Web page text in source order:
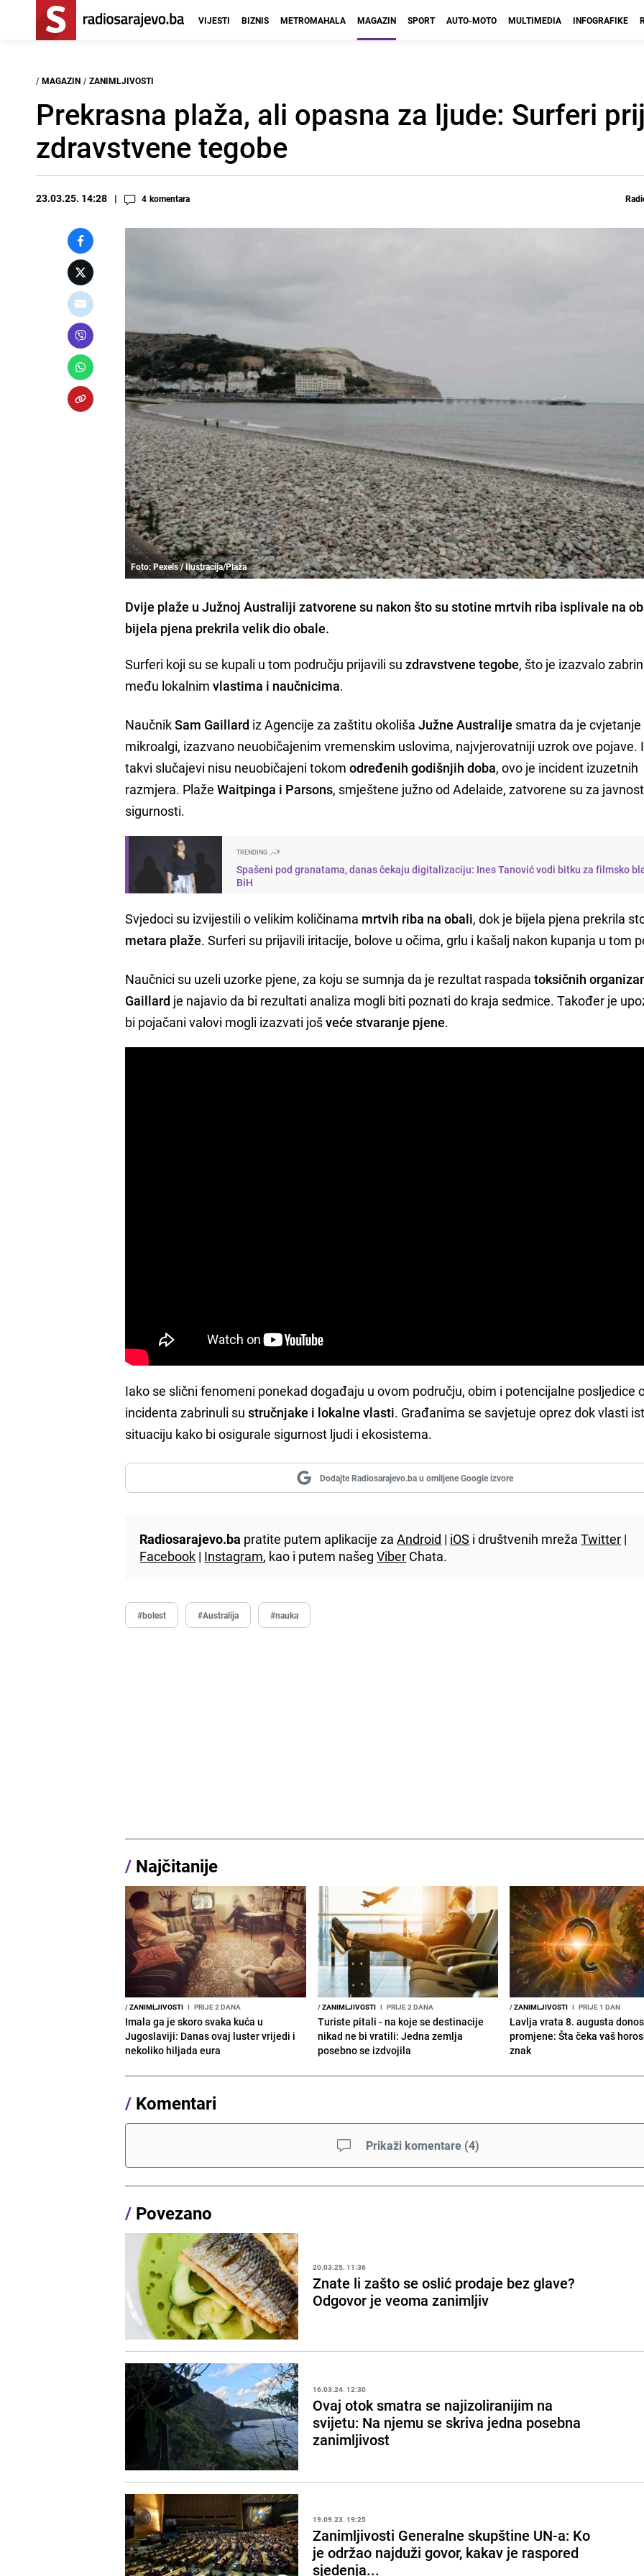
VIJESTI BIZNIS METROMAHALA MAGAZIN SPORT AUTO-MOTO MULTIMEDIA INFOGRAFIKE
/ MAGAZIN / ZANIMLJIVOSTI
Prekrasna plaža, ali opasna za ljude: Surferi
zdravstvene tegobe
23.03.25. 14:28 4 komentara
Foto: Pexels / Ilustracija/Plaža
Dvije plaže u Južnoj Australiji zatvorene su nakon što su stotine mrtvih riba isplivale na
bijela pjena prekrila velik dio obale.
Surferi koji su se kupali u tom području prijavili suzdravstvene tegobe, što je izazvalo
među lokalnimvlastima i naučnicima.
NaučnikSam Gaillard iz Agencije za zaštitu okolišaJužne Australije smatra da je cvjetanje
mikroalgi, izazvano neuobičajenim vremenskim uslovima, najvjerovatniji uzrok ove pojave.
takvi slučajevi nisu neuobičajeni tokomodređenih godišnjih doba, ovo je incident izuzetnih
razmjera. PlažeWaitpinga i Parsons, smještene južno od Adelaide, zatvorene su za
sigurnosti.
TRENDING
Spašeni pod granatama, danas čekaju digitalizaciju: Ines Tanović vodi bitku za filmsko
BiH
Svjedoci su izvijestili o velikim količinama mrtvih riba na obali, dok je bijela pjena prekrila
metara plaže. Surferi su prijavili iritacije, bolove u očima, grlu i kašalj nakon kupanja u tom
Naučnici su uzeli uzorke pjene, za koju se sumnja da je rezultat raspadatoksičnih
Gaillard je najavio da bi rezultati analiza mogli biti poznati do kraja sedmice. Također je
bi pojačani valovi mogli izazvati jošveće stvaranje pjene.
Iako se slični fenomeni ponekad događaju u ovom području, obim i potencijalne posljedice
incidenta zabrinuli sustručnjake i lokalne vlasti. Građanima se savjetuje oprez dok vlasti
situaciju kako bi osigurale sigurnost ljudi i ekosistema.
Dodajte Radiosarajevo.ba u omiljene Google izvore
Radiosarajevo.ba pratite putem aplikacije zaAndroid | iOS i društvenih mrežaTwitter |
Facebook | Instagram, kao i putem našegViber Chata.
#bolest #Australija #nauka
/ Najčitanije
/ZANIMLJIVOSTI I PRIJE 2 DANA
Imala ga je skoro svaka kuća u
Jugoslaviji: Danas ovaj luster vrijedi i
nekoliko hiljada eura
/ZANIMLJIVOSTI I PRIJE 2 DANA
Turiste pitali - na koje se destinacije
nikad ne bi vratili: Jedna zemlja
posebno se izdvojila
/ZANIMLJIVOSTI I PRIJE 1 DAN
Lavlja vrata 8. augusta
promjene: Šta čeka vaš
znak
/ Komentari
Prikaži komentare (4)
/ Povezano
20.03.25. 11:36
Znate li zašto se oslić prodaje bez glave?
Odgovor je veoma zanimljiv
16.03.24. 12:30
Ovaj otok smatra se najizoliranijim na
svijetu: Na njemu se skriva jedna posebna
zanimljivost
19.09.23. 19:25
Zanimljivosti Generalne skupštine UN-a: Ko
je održao najduži govor, kakav je raspored
sjedenja...